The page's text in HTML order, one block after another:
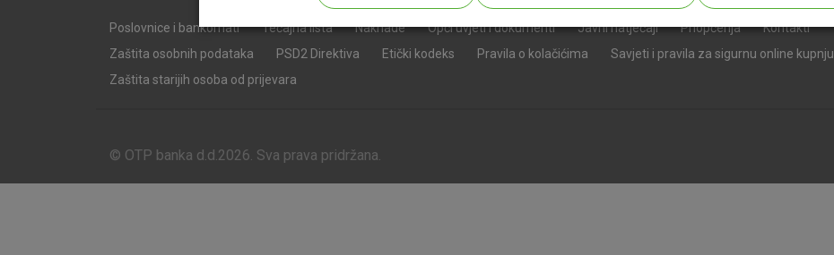
Poslovnice i bankomati Tečajna lista Naknade Opći uvjeti i dokumenti Javni natječaji Priopćenja
Kontakti
Zaštita osobnih podataka
PSD2 Direktiva Etički kodeks Pravila o kolačićima
Savjeti i pravila za sigurnu online kupnju
Zaštita starijih osoba od prijevara
© OTP banka d.d.2026. Sva prava pridržana.